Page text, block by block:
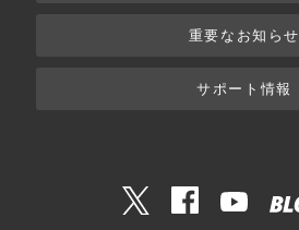
重要なお知らせ
サポート情報